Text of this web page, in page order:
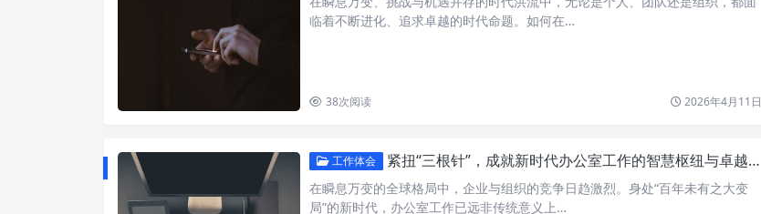
临着不断进化、追求卓越的时代命题。如何在…
38次阅读 2026年4月11日
工作体会 紧扭“三根针”，成就新时代办公室工作的智慧枢纽与卓越基石
在瞬息万变的全球格局中，企业与组织的竞争日趋激烈。身处“百年未有之大变
局”的新时代，办公室工作已远非传统意义上…